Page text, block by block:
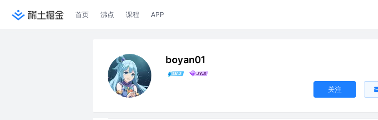
首页 沸点 课程 APP
boyan01
关注